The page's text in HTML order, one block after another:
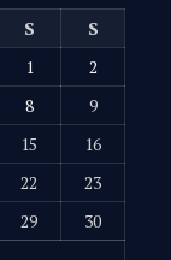
S
S
1
2
8
9
15
16
22
23
29
30